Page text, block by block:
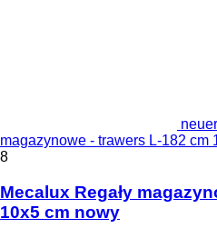
magazynowe - trawers L-182 cm
8
Mecalux Regały
10x5 cm nowy